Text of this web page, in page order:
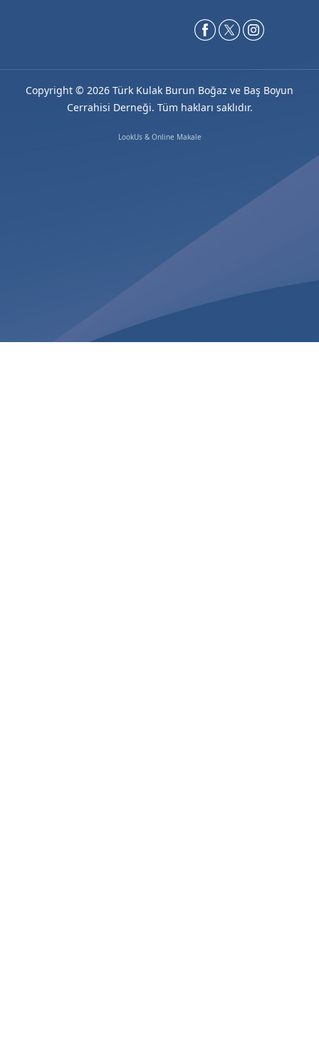
Copyright © 2026 Türk Kulak Burun Boğaz ve Baş Boyun
Cerrahisi Derneği. Tüm hakları saklıdır.
LookUs & Online Makale